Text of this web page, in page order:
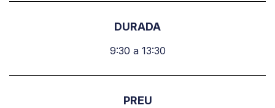
DURADA
9:30 a 13:30
PREU